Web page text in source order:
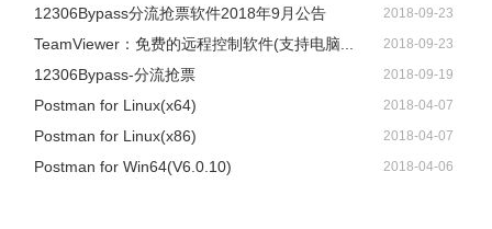
12306Bypass分流抢票软件2018年9月公告 2018-09-23
TeamViewer：免费的远程控制软件(支持电脑... 2018-09-23
12306Bypass-分流抢票 2018-09-19
Postman for Linux(x64) 2018-04-07
Postman for Linux(x86) 2018-04-07
Postman for Win64(V6.0.10) 2018-04-06